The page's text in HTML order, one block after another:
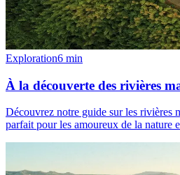
Exploration6 min
À la découverte des rivières
Découvrez notre guide sur les rivières
parfait pour les amoureux de la nature